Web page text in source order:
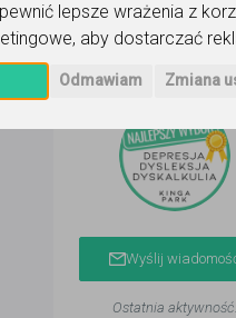
lepsze wrażenia z
, aby dostarczać
Odmawiam Zmiana
Strona główna Kinga
Wyślij
Ostatnia aktywność: